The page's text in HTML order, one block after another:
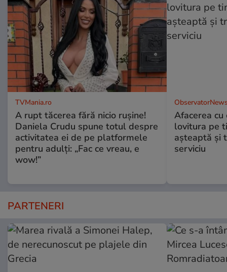
TVMania.ro
A rupt tăcerea fără nicio rușine!
Daniela Crudu spune totul despre
activitatea ei de pe platformele
pentru adulți: „Fac ce vreau, e
wow!”
Afacerea
lovitura pe
aşteaptă şi
serviciu
PARTENERI